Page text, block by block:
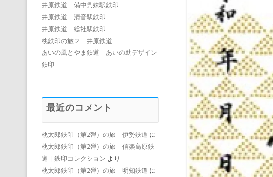
井原鉄道 備中呉妹駅鉄印
井原鉄道 清音駅鉄印
井原鉄道 総社駅鉄印
桃鉄印の旅２ 井原鉄道
あいの風とやま鉄道 あいの助デザイン
鉄印
最近のコメント
桃太郎鉄印（第2弾）の旅 伊勢鉄道 に
桃太郎鉄印（第2弾）の旅 信楽高原鉄
道 | 鉄印コレクション より
桃太郎鉄印（第2弾）の旅 明知鉄道 に